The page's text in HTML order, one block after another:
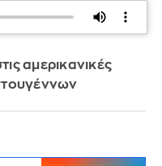
αμερικανικές